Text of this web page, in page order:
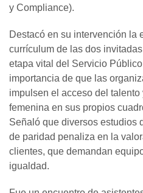
y Compliance).
Destacó en su intervención la
currículum de las dos
etapa vital del Servicio
importancia de que las
impulsen el acceso del
femenina en sus propios
Señaló que diversos estudios
de paridad penaliza en la
clientes, que demandan
igualdad.